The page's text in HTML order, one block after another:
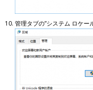
管理タブの”システム ロケー